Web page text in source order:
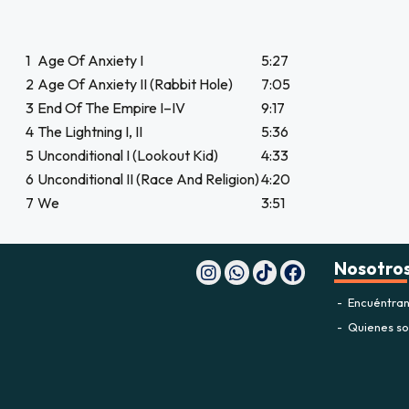
1 Age Of Anxiety I
5:27
2 Age Of Anxiety II (Rabbit Hole)
7:05
3 End Of The Empire I–IV
9:17
4 The Lightning I, II
5:36
5 Unconditional I (Lookout Kid)
4:33
6 Unconditional II (Race And Religion)4:20
7 We 3:51
Quienes